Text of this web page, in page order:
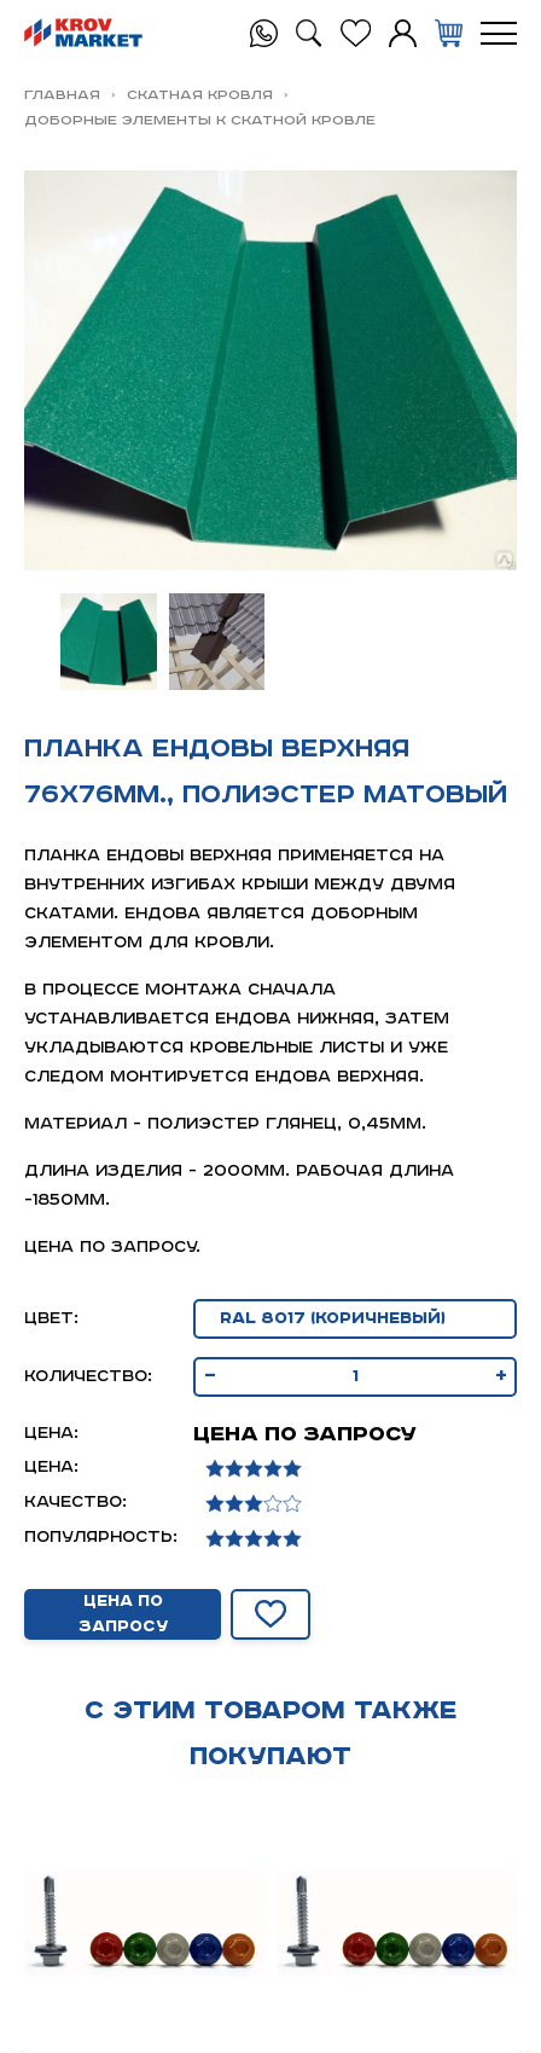
Главная
Скатная Кровля
Доборные элементы к скатной кровле
Планка ендовы верхняя
76х76мм., полиэстер матовый
Планка ендовы верхняя применяется на
внутренних изгибах крыши между двумя
скатами. Ендова является доборным
элементом для кровли.
В процессе монтажа сначала
устанавливается ендова нижняя, затем
укладываются кровельные листы и уже
следом монтируется ендова верхняя.
Материал - полиэстер глянец, 0,45мм.
Длина изделия - 2000мм. Рабочая длина
-1850мм.
Цена по запросу.
Цвет:
Количество: - +
Цена: Цена по запросу
Цена:
Качество:
Популярность:
Цена по
запросу
С этим товаром также
покупают